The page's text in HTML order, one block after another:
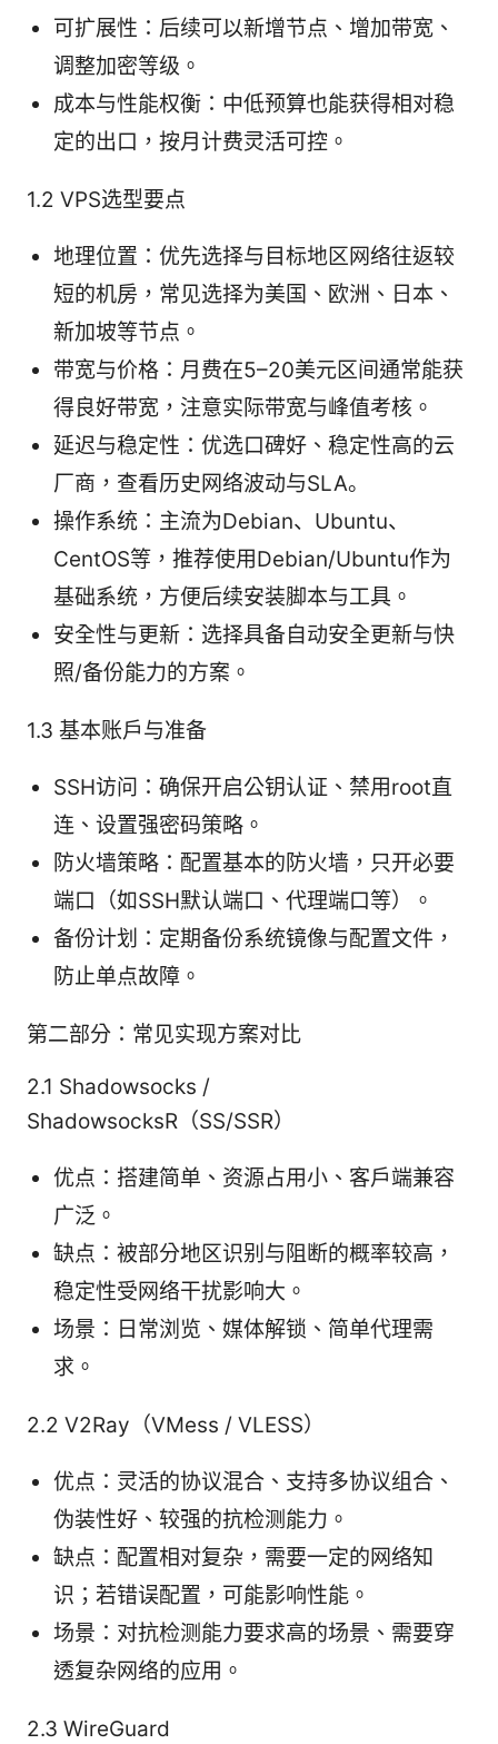
可扩展性：后续可以新增节点、增加带宽、
调整加密等级。
成本与性能权衡：中低预算也能获得相对稳
定的出口，按月计费灵活可控。
1.2 VPS选型要点
地理位置：优先选择与目标地区网络往返较
短的机房，常见选择为美国、欧洲、日本、
新加坡等节点。
带宽与价格：月费在5–20美元区间通常能获
得良好带宽，注意实际带宽与峰值考核。
延迟与稳定性：优选口碑好、稳定性高的云
厂商，查看历史网络波动与SLA。
操作系统：主流为Debian、Ubuntu、
CentOS等，推荐使用Debian/Ubuntu作为
基础系统，方便后续安装脚本与工具。
安全性与更新：选择具备自动安全更新与快
照/备份能力的方案。
1.3 基本账户与准备
SSH访问：确保开启公钥认证、禁用root直
连、设置强密码策略。
防火墙策略：配置基本的防火墙，只开必要
端口（如SSH默认端口、代理端口等）。
备份计划：定期备份系统镜像与配置文件，
防止单点故障。
第二部分：常见实现方案对比
2.1 Shadowsocks /
ShadowsocksR（SS/SSR）
优点：搭建简单、资源占用小、客户端兼容
广泛。
缺点：被部分地区识别与阻断的概率较高，
稳定性受网络干扰影响大。
场景：日常浏览、媒体解锁、简单代理需
求。
2.2 V2Ray（VMess / VLESS）
优点：灵活的协议混合、支持多协议组合、
伪装性好、较强的抗检测能力。
缺点：配置相对复杂，需要一定的网络知
识；若错误配置，可能影响性能。
场景：对抗检测能力要求高的场景、需要穿
透复杂网络的应用。
2.3 WireGuard